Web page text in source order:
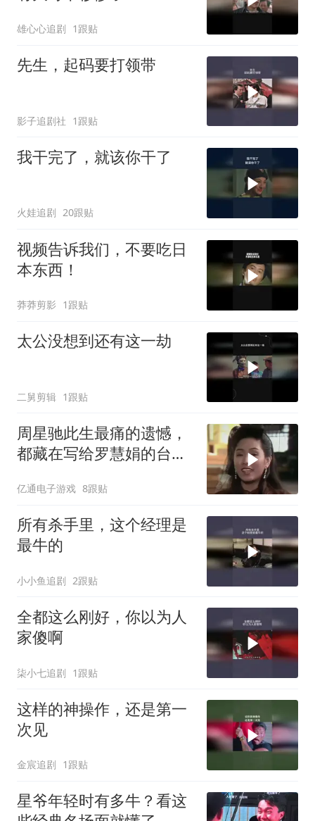
雄心心追剧 1跟贴
先生，起码要打领带
影子追剧社 1跟贴
我干完了，就该你干了
火娃追剧 20跟贴
视频告诉我们，不要吃日
本东西！
莽莽剪影 1跟贴
太公没想到还有这一劫
二舅剪辑 1跟贴
周星驰此生最痛的遗憾，
都藏在写给罗慧娟的台词
亿通电子游戏 8跟贴
所有杀手里，这个经理是
最牛的
小小鱼追剧 2跟贴
全都这么刚好，你以为人
家傻啊
柒小七追剧 1跟贴
这样的神操作，还是第一
次见
金宸追剧 1跟贴
星爷年轻时有多牛？看这